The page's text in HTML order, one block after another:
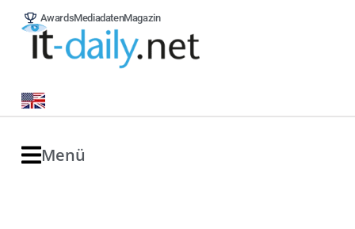
AwardsMediadatenMagazin
Menü